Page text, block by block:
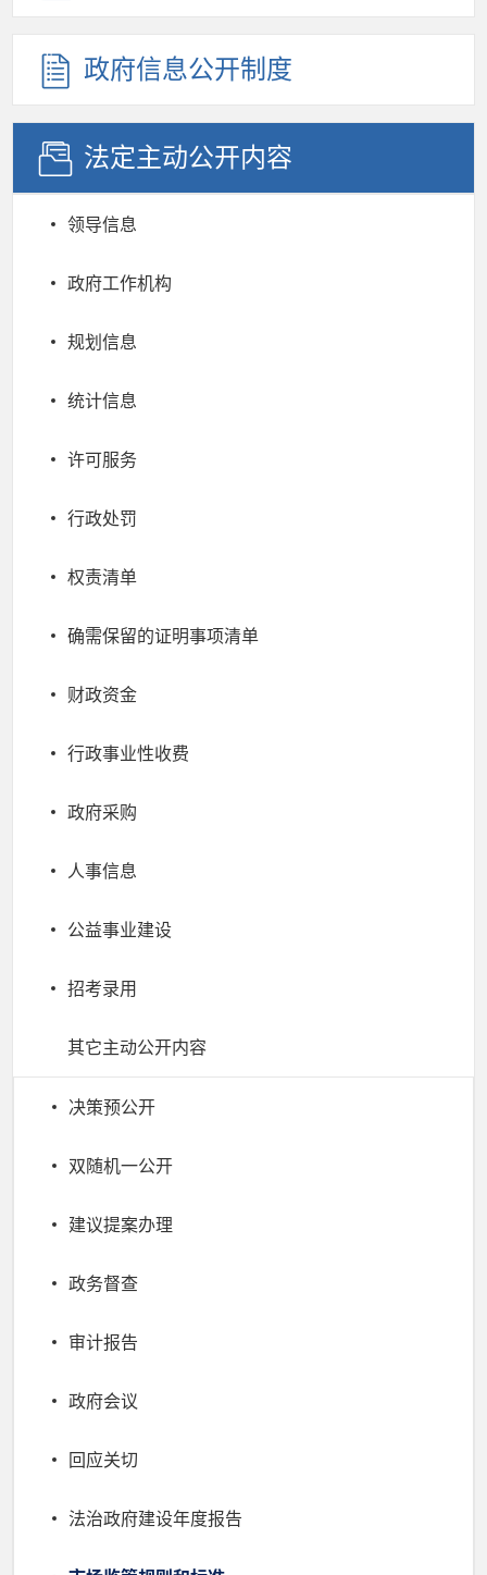
政府信息公开制度
法定主动公开内容
领导信息
政府工作机构
规划信息
统计信息
许可服务
行政处罚
权责清单
确需保留的证明事项清单
财政资金
行政事业性收费
政府采购
人事信息
公益事业建设
招考录用
其它主动公开内容
决策预公开
双随机一公开
建议提案办理
政务督查
审计报告
政府会议
回应关切
法治政府建设年度报告